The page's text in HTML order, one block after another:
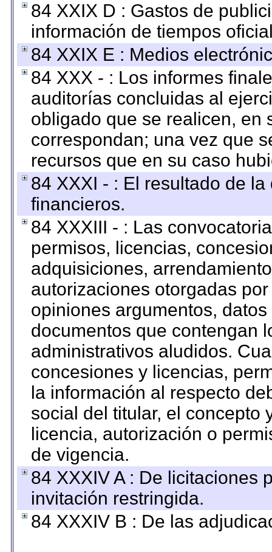
84 XXIX D : Gastos de
información de tiempos
84 XXIX E : Medios
84 XXX - : Los informes
auditorías concluidas al
obligado que se realicen, en
correspondan; una vez que
recursos que en su caso
84 XXXI - : El resultado de
financieros.
84 XXXIII - : Las
permisos, licencias,
adquisiciones,
autorizaciones otorgadas
opiniones argumentos,
documentos que contengan
administrativos aludidos.
concesiones y licencias,
la información al respecto
social del titular, el concepto
licencia, autorización o
de vigencia.
84 XXXIV A : De licitaciones
invitación restringida.
84 XXXIV B : De las